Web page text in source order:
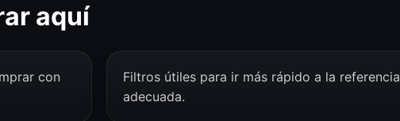
aquí
con
Filtros útiles para ir más rápido a la referencia
adecuada.